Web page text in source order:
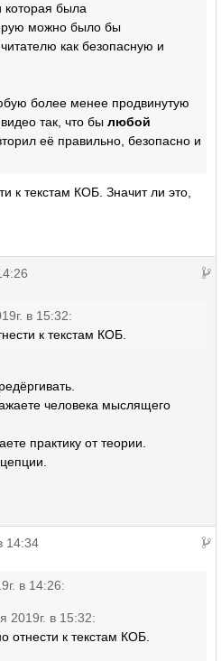
которая была
можно было бы
читателю как безопасную и
более менее продвинутую
так, что бы любой
её правильно, безопасно и
к текстам КОБ. Значит ли это,
в 15:32:
к текстам КОБ.
человека мыслящего
практику от теории.
14:34
в 14:26:
2019г. в 15:32:
отнести к текстам КОБ.